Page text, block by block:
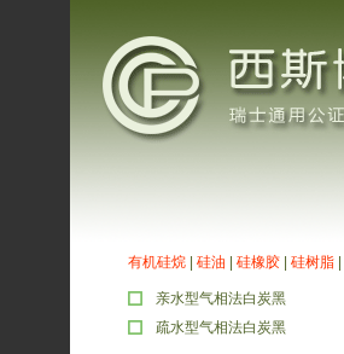
有机硅烷 硅油 硅橡胶 硅树脂
亲水型气相法白炭黑
疏水型气相法白炭黑